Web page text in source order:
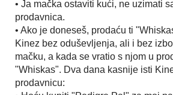
• Ja mačka ostaviti kući, ne uzimati
prodavnica.
• Ako je doneseš, prodaću ti
Kinez bez oduševljenja, ali i bez
mačku, a kada se vratio s njom u
"Whiskas". Dva dana kasnije isti
prodavnicu: